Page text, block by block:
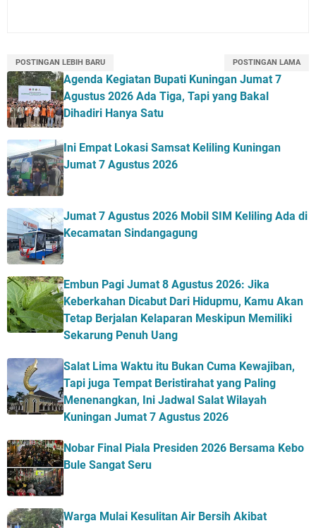
POSTINGAN LEBIH BARU POSTINGAN LAMA
Agenda Kegiatan Bupati Kuningan Jumat 7
Agustus 2026 Ada Tiga, Tapi yang Bakal
Dihadiri Hanya Satu
Ini Empat Lokasi Samsat Keliling Kuningan
Jumat 7 Agustus 2026
Jumat 7 Agustus 2026 Mobil SIM Keliling Ada di
Kecamatan Sindangagung
Embun Pagi Jumat 8 Agustus 2026: Jika
Keberkahan Dicabut Dari Hidupmu, Kamu Akan
Tetap Berjalan Kelaparan Meskipun Memiliki
Sekarung Penuh Uang
Salat Lima Waktu itu Bukan Cuma Kewajiban,
Tapi juga Tempat Beristirahat yang Paling
Menenangkan, Ini Jadwal Salat Wilayah
Kuningan Jumat 7 Agustus 2026
Nobar Final Piala Presiden 2026 Bersama Kebo
Bule Sangat Seru
Warga Mulai Kesulitan Air Bersih Akibat